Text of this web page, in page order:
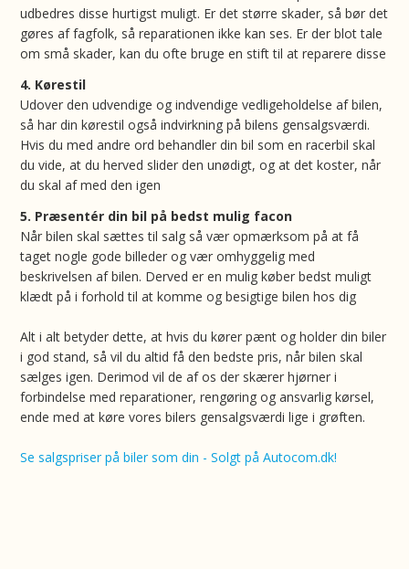
udbedres disse hurtigst muligt. Er det større skader, så bør det
gøres af fagfolk, så reparationen ikke kan ses. Er der blot tale
om små skader, kan du ofte bruge en stift til at reparere disse
4. Kørestil
Udover den udvendige og indvendige vedligeholdelse af bilen,
så har din kørestil også indvirkning på bilens gensalgsværdi.
Hvis du med andre ord behandler din bil som en racerbil skal
du vide, at du herved slider den unødigt, og at det koster, når
du skal af med den igen
5. Præsentér din bil på bedst mulig facon
Når bilen skal sættes til salg så vær opmærksom på at få
taget nogle gode billeder og vær omhyggelig med
beskrivelsen af bilen. Derved er en mulig køber bedst muligt
klædt på i forhold til at komme og besigtige bilen hos dig
Alt i alt betyder dette, at hvis du kører pænt og holder din biler
i god stand, så vil du altid få den bedste pris, når bilen skal
sælges igen. Derimod vil de af os der skærer hjørner i
forbindelse med reparationer, rengøring og ansvarlig kørsel,
ende med at køre vores bilers gensalgsværdi lige i grøften.
Se salgspriser på biler som din - Solgt på Autocom.dk!